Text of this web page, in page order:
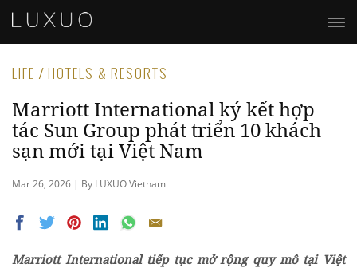
LIFE / HOTELS & RESORTS
Marriott International ký kết hợp
tác Sun Group phát triển 10 khách
sạn mới tại Việt Nam
Mar 26, 2026 | By LUXUO Vietnam
Marriott International tiếp tục mở rộng quy mô tại Việt